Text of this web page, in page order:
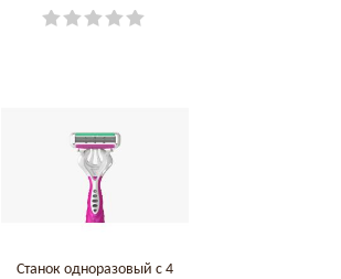
и подставка для душа
Станок одноразовый c 4